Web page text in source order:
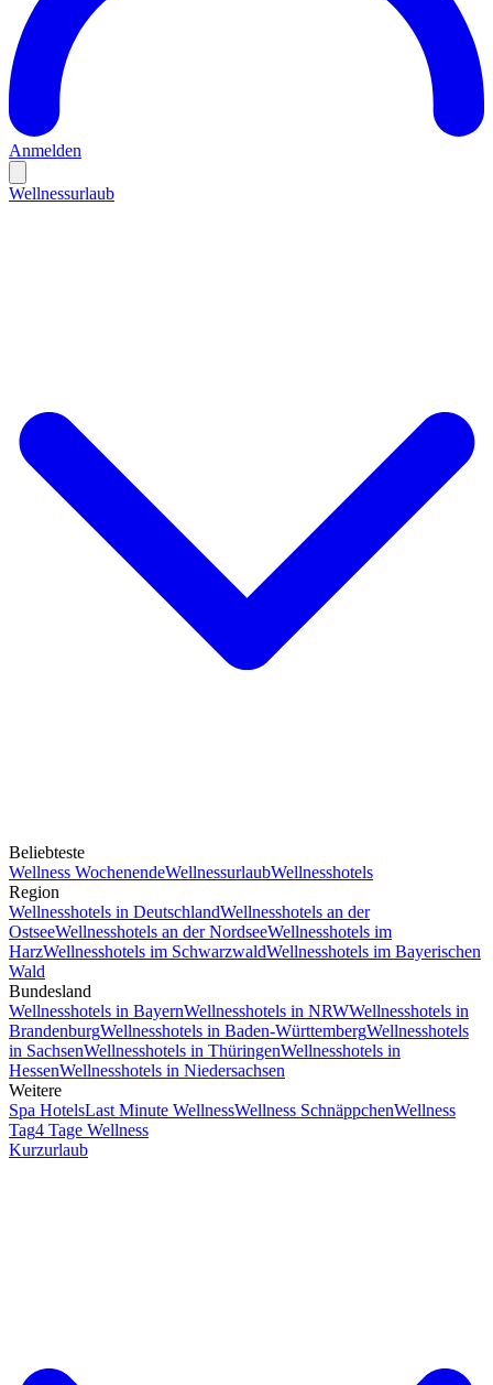
Anmelden
Wellnessurlaub
Beliebteste
Wellness WochenendeWellnessurlaubWellnesshotels
Region
Wellnesshotels in DeutschlandWellnesshotels an der
OstseeWellnesshotels an der NordseeWellnesshotels im
HarzWellnesshotels im SchwarzwaldWellnesshotels im Bayerischen
Wald
Bundesland
Wellnesshotels in BayernWellnesshotels in NRWWellnesshotels in
BrandenburgWellnesshotels in Baden-WürttembergWellnesshotels
in SachsenWellnesshotels in ThüringenWellnesshotels in
HessenWellnesshotels in Niedersachsen
Weitere
Spa HotelsLast Minute WellnessWellness SchnäppchenWellness
Tag4 Tage Wellness
Kurzurlaub